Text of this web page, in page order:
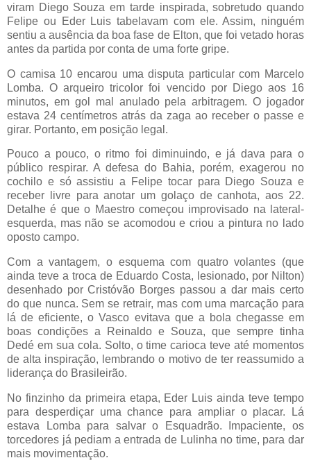
viram Diego Souza em tarde inspirada, sobretudo quando
Felipe ou Eder Luis tabelavam com ele. Assim, ninguém
sentiu a ausência da boa fase de Elton, que foi vetado horas
antes da partida por conta de uma forte gripe.
O camisa 10 encarou uma disputa particular com Marcelo
Lomba. O arqueiro tricolor foi vencido por Diego aos 16
minutos, em gol mal anulado pela arbitragem. O jogador
estava 24 centímetros atrás da zaga ao receber o passe e
girar. Portanto, em posição legal.
Pouco a pouco, o ritmo foi diminuindo, e já dava para o
público respirar. A defesa do Bahia, porém, exagerou no
cochilo e só assistiu a Felipe tocar para Diego Souza e
receber livre para anotar um golaço de canhota, aos 22.
Detalhe é que o Maestro começou improvisado na lateral-
esquerda, mas não se acomodou e criou a pintura no lado
oposto campo.
Com a vantagem, o esquema com quatro volantes (que
ainda teve a troca de Eduardo Costa, lesionado, por Nilton)
desenhado por Cristóvão Borges passou a dar mais certo
do que nunca. Sem se retrair, mas com uma marcação para
lá de eficiente, o Vasco evitava que a bola chegasse em
boas condições a Reinaldo e Souza, que sempre tinha
Dedé em sua cola. Solto, o time carioca teve até momentos
de alta inspiração, lembrando o motivo de ter reassumido a
liderança do Brasileirão.
No finzinho da primeira etapa, Eder Luis ainda teve tempo
para desperdiçar uma chance para ampliar o placar. Lá
estava Lomba para salvar o Esquadrão. Impaciente, os
torcedores já pediam a entrada de Lulinha no time, para dar
mais movimentação.